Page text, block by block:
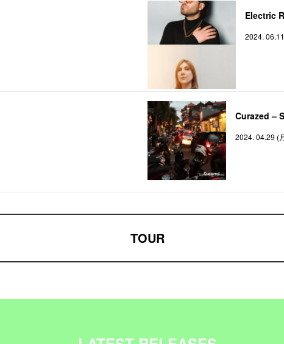
Electric
2024.
Curazed –
2024. 04.29 (
TOUR